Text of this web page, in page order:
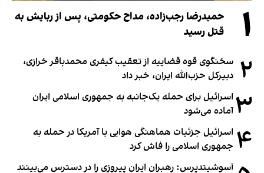
۱
حمیدرضا رجب‌زاده، مداح حکومتی، پس از ربایش به
قتل رسید
۲ سخنگوی قوه قضاییه از تعقیب کیفری محمدباقر خرازی،
دبیر‌کل حزب‌الله ایران، خبر داد
۳ اسرائیل برای حمله یک‌جانبه به جمهوری اسلامی ایران
آماده می‌شود
۴ اسرائیل جزئیات هماهنگی هوایی با آمریکا در حمله به
جمهوری اسلامی را فاش کرد
آسوشیتدپرس: رهبران ایران پیروزی را در دسترس می‌بینند